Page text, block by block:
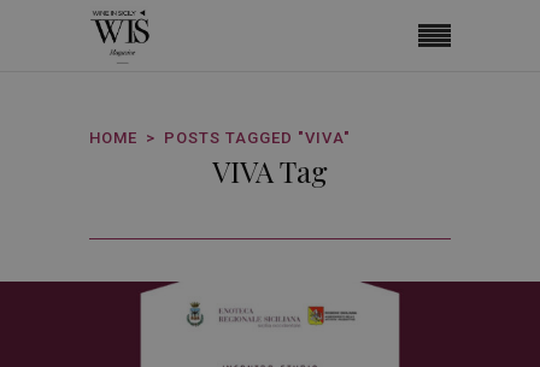
HOME POSTS TAGGED "VIVA"
VIVA Tag